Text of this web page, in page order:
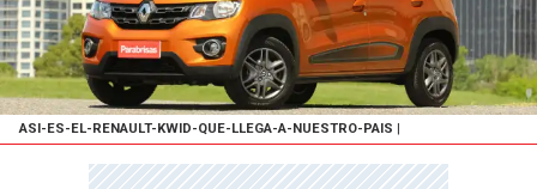
ASI-ES-EL-RENAULT-KWID-QUE-LLEGA-A-NUESTRO-PAIS